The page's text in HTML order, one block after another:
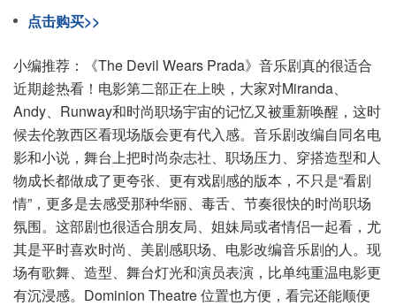
点击购买>>
小编推荐：《The Devil Wears Prada》音乐剧真的很适合
近期趁热看！电影第二部正在上映，大家对Miranda、
Andy、Runway和时尚职场宇宙的记忆又被重新唤醒，这时
候去伦敦西区看现场版会更有代入感。音乐剧改编自同名电
影和小说，舞台上把时尚杂志社、职场压力、穿搭造型和人
物成长都做成了更夸张、更有戏剧感的版本，不只是“看剧
情”，更多是去感受那种华丽、毒舌、节奏很快的时尚职场
氛围。这部剧也很适合朋友局、姐妹局或者情侣一起看，尤
其是平时喜欢时尚、美剧感职场、电影改编音乐剧的人。现
场有歌舞、造型、舞台灯光和演员表演，比单纯重温电影更
有沉浸感。Dominion Theatre 位置也方便，看完还能顺便